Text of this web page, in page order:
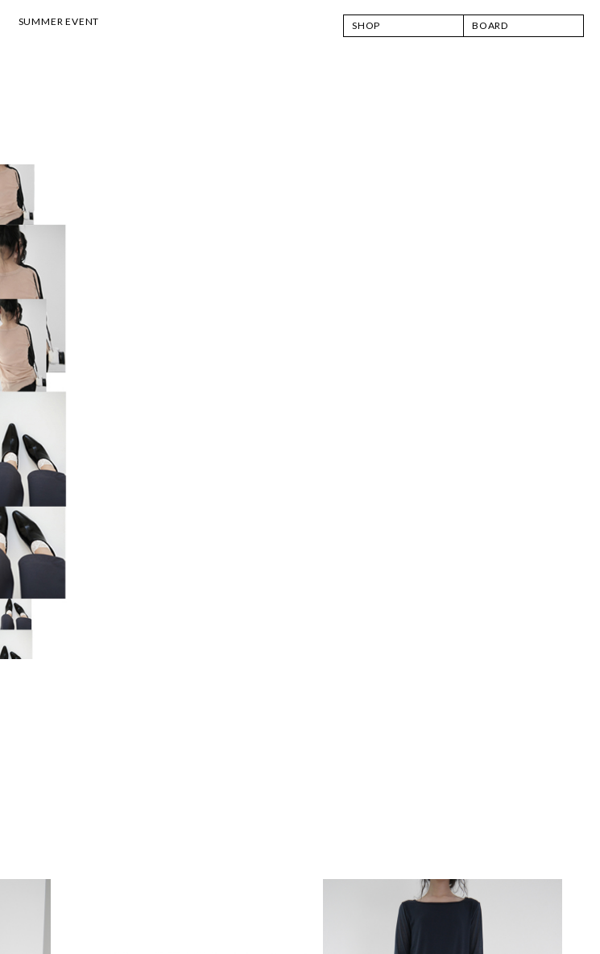
26 여름 휴가 안내 SHOP BOARD